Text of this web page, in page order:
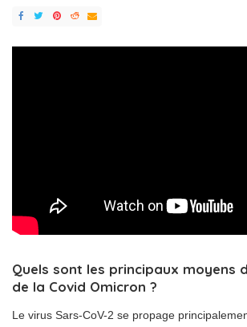
Quels sont les principaux moyens
de la Covid Omicron ?
Le virus Sars-CoV-2 se propage